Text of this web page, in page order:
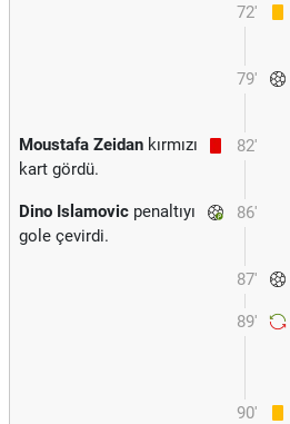
72'
79'
82'
Moustafa Zeidan kırmızı
kart gördü.
86'
Dino Islamovic penaltıyı
gole çevirdi.
87'
89'
90'